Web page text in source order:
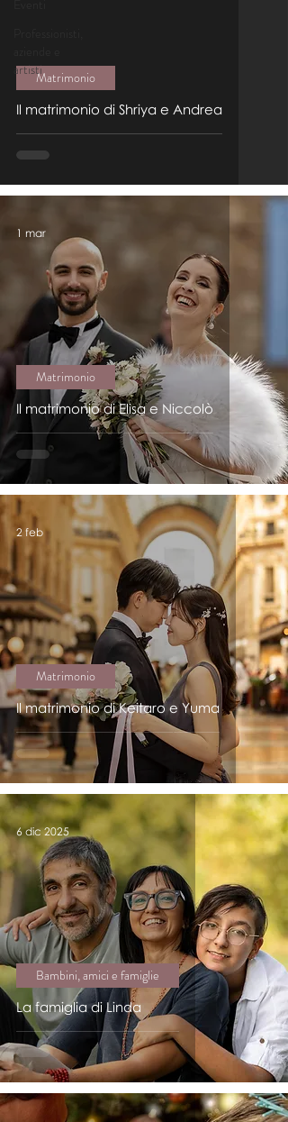
artisti
Il matrimonio di Shriya e Andrea
Matrimonio
Il matrimonio di Elisa e Niccolò
Matrimonio
1 mar
Il matrimonio di Keitaro e Yuma
Matrimonio
2 feb
La famiglia di Linda
Bambini, amici e famiglie
6 dic 2025